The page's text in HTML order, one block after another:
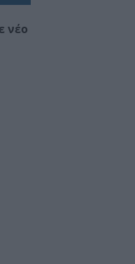
νέο